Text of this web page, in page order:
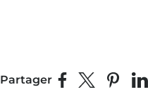
Partager Partager sur
Partager sur